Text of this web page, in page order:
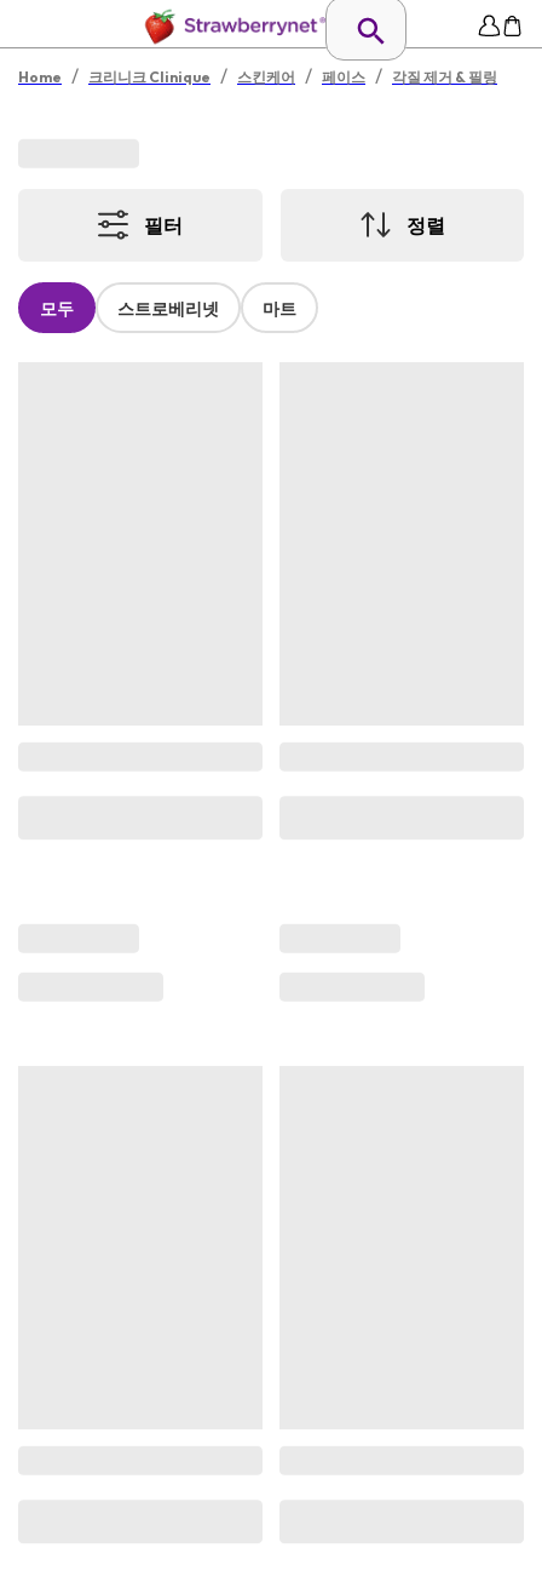
Home / 크리니크 Clinique / 스킨케어 / 페이스 / 각질 제거 & 필링
필터 정렬
모두 스트로베리넷 마트